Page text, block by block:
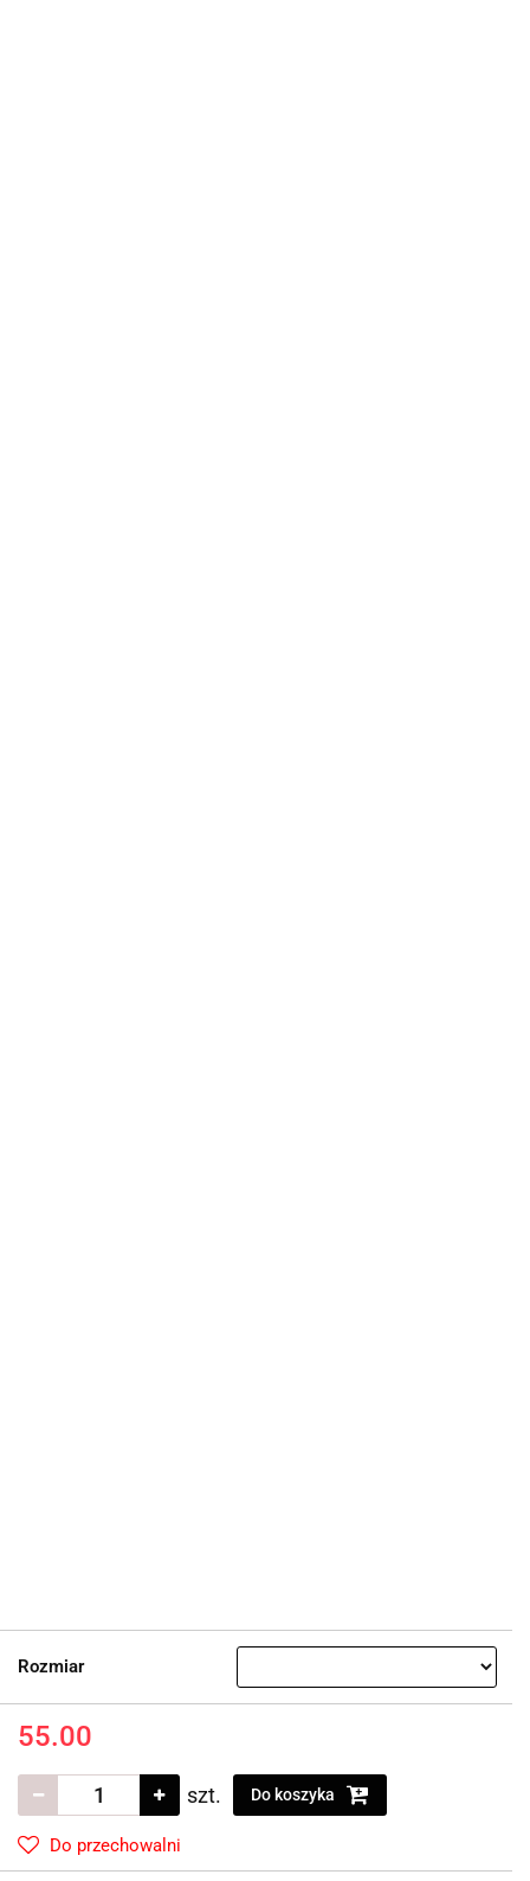
Rozmiar
55.00
szt. Do koszyka
Do przechowalni